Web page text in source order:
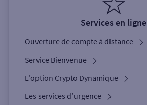
Services en ligne
Ouverture de compte à distance
Service Bienvenue
L'option Crypto Dynamique
Les services d’urgence